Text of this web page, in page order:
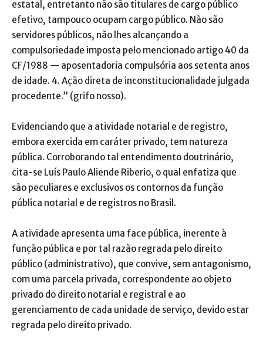
estatal, entretanto não são titulares de cargo público
efetivo, tampouco ocupam cargo público. Não são
servidores públicos, não lhes alcançando a
compulsoriedade imposta pelo mencionado artigo 40 da
CF/1988 — aposentadoria compulsória aos setenta anos
de idade. 4. Ação direta de inconstitucionalidade julgada
procedente.” (grifo nosso).
Evidenciando que a atividade notarial e de registro,
embora exercida em caráter privado, tem natureza
pública. Corroborando tal entendimento doutrinário,
cita-se Luís Paulo Aliende Riberio, o qual enfatiza que
são peculiares e exclusivos os contornos da função
pública notarial e de registros no Brasil.
A atividade apresenta uma face pública, inerente à
função pública e por tal razão regrada pelo direito
público (administrativo), que convive, sem antagonismo,
com uma parcela privada, correspondente ao objeto
privado do direito notarial e registral e ao
gerenciamento de cada unidade de serviço, devido estar
regrada pelo direito privado.